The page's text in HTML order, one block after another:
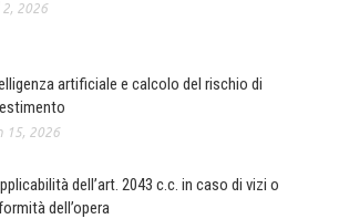
2, 2026
artificiale e calcolo del rischio di
15, 2026
dell’art. 2043 c.c. in caso di vizi o
dell’opera